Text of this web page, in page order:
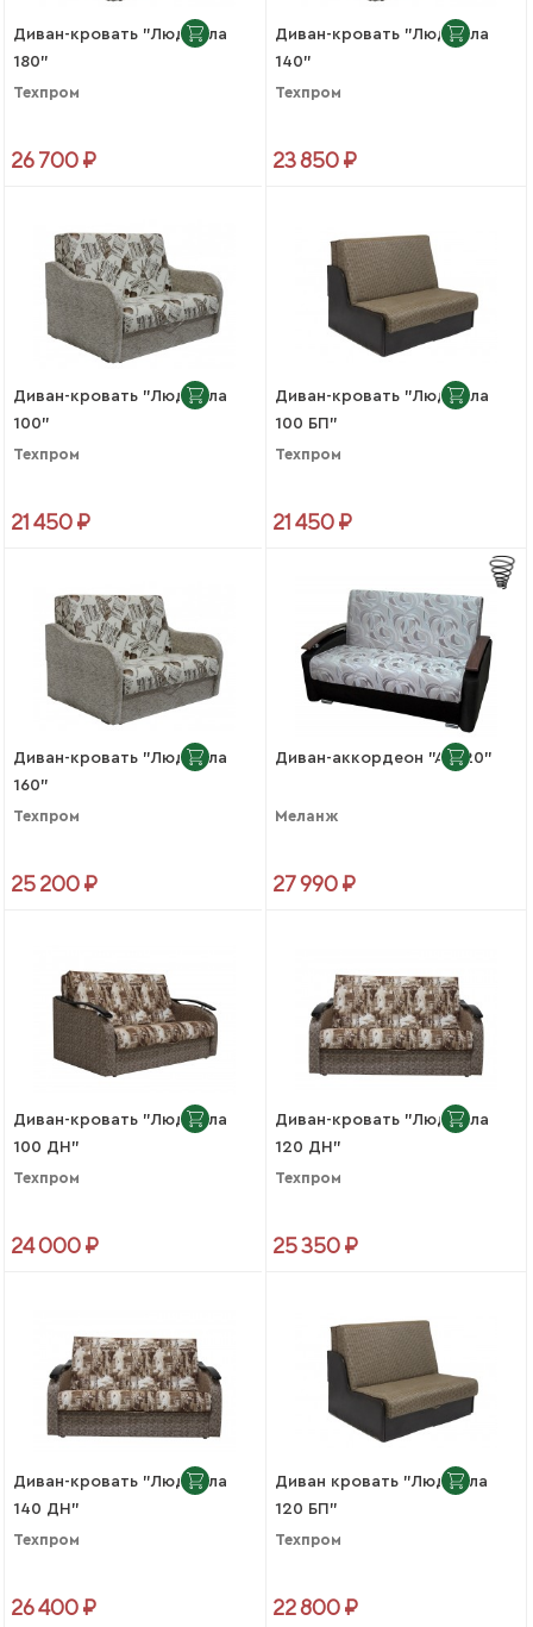
Диван-кровать "Людмила
180"
Техпром
26 700 ₽
Диван-кровать "Людмила
140"
Техпром
23 850 ₽
Диван-кровать "Людмила
100"
Техпром
21 450 ₽
Диван-кровать "Людмила
100 БП"
Техпром
21 450 ₽
Диван-кровать "Людмила
160"
Техпром
25 200 ₽
Диван-аккордеон "АК120"
Меланж
27 990 ₽
Диван-кровать "Людмила
100 ДН"
Техпром
24 000 ₽
Диван-кровать "Людмила
120 ДН"
Техпром
25 350 ₽
Диван-кровать "Людмила
140 ДН"
Техпром
26 400 ₽
Диван кровать "Людмила
120 БП"
Техпром
22 800 ₽